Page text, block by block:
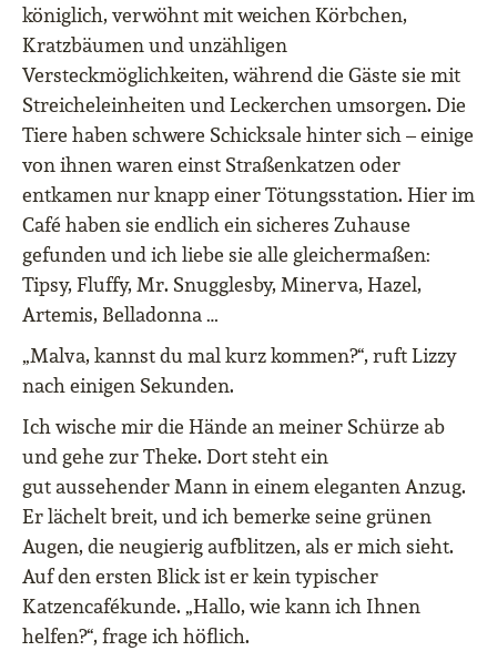
königlich, verwöhnt mit weichen Körbchen,
Kratzbäumen und unzähligen
Versteckmöglichkeiten, während die Gäste sie mit
Streicheleinheiten und Leckerchen umsorgen. Die
Tiere haben schwere Schicksale hinter sich – einige
von ihnen waren einst Straßenkatzen oder
entkamen nur knapp einer Tötungsstation. Hier im
Café haben sie endlich ein sicheres Zuhause
gefunden und ich liebe sie alle gleichermaßen:
Tipsy, Fluffy, Mr. Snugglesby, Minerva, Hazel,
Artemis, Belladonna …
„Malva, kannst du mal kurz kommen?“, ruft Lizzy
nach einigen Sekunden.
Ich wische mir die Hände an meiner Schürze ab
und gehe zur Theke. Dort steht ein
gut aussehender Mann in einem eleganten Anzug.
Er lächelt breit, und ich bemerke seine grünen
Augen, die neugierig aufblitzen, als er mich sieht.
Auf den ersten Blick ist er kein typischer
Katzencafékunde. „Hallo, wie kann ich Ihnen
helfen?“, frage ich höflich.